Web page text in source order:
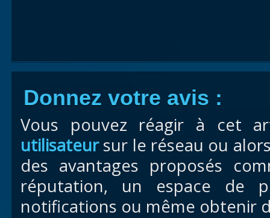
Donnez votre avis :
Vous pouvez réagir à cet
utilisateursur le réseau ou
des avantages proposés
réputation, un espace de
notifications ou même obtenir